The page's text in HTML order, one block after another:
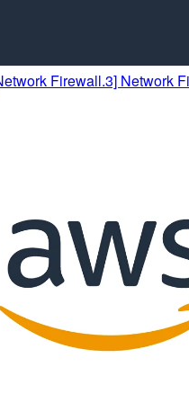
Firewall.3]